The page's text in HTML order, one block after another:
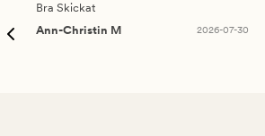
Bra Skickat
Ann-Christin M
2026-07-30